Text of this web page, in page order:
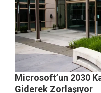
Microsoft’un 2030
Giderek Zorlaşıyor